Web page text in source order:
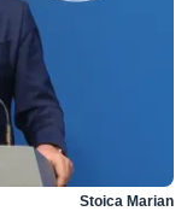
Stoica Marian